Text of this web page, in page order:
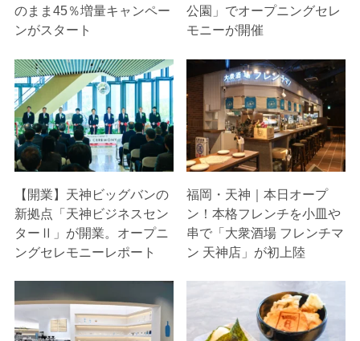
のまま45％増量キャンペー
ンがスタート
公園」でオープニングセレ
モニーが開催
【開業】天神ビッグバンの
新拠点「天神ビジネスセン
ターⅡ」が開業。オープニ
ングセレモニーレポート
福岡・天神｜本日オープ
ン！本格フレンチを小皿や
串で「大衆酒場 フレンチマ
ン 天神店」が初上陸